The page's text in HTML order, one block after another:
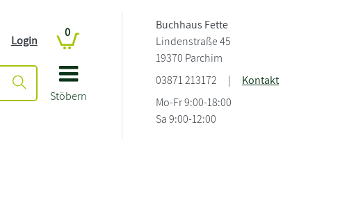
Stöbern
Login
0
Buchhaus Fette
Lindenstraße 45
19370 Parchim
03871 213172
|
Kontakt
Mo-Fr 9:00-18:00
Sa 9:00-12:00